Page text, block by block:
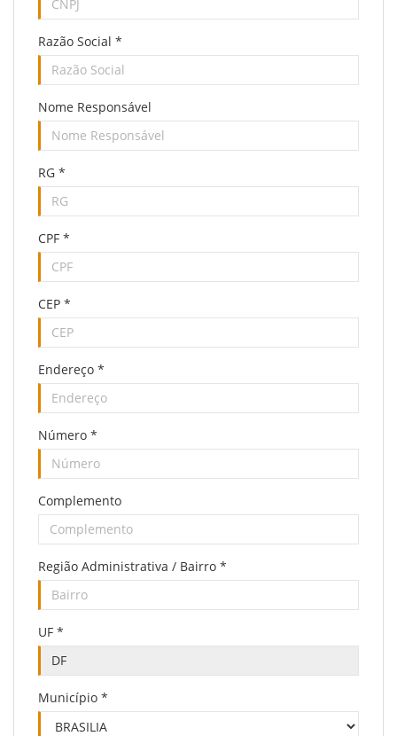
Razão Social *
Nome Responsável
RG *
CPF *
CEP *
Endereço *
Número *
Complemento
Região Administrativa / Bairro *
UF *
Município *